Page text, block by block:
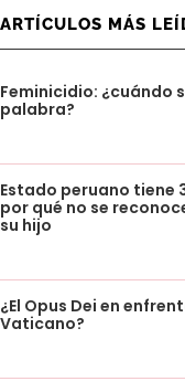
ARTÍCULOS MÁS
Feminicidio: ¿cuándo
palabra?
Estado peruano tiene
por qué no se
su hijo
¿El Opus Dei en
Vaticano?